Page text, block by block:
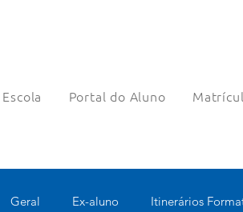
Portal do Aluno
Geral Ex-aluno Itinerários